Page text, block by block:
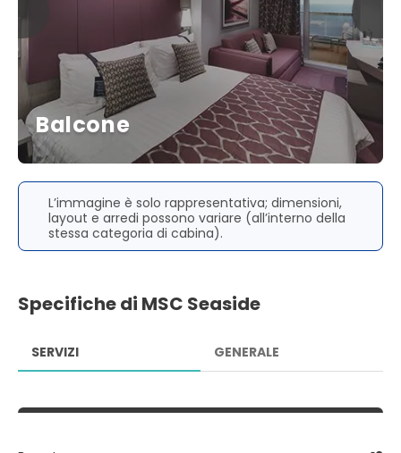
Balcone
L’immagine è solo rappresentativa; dimensioni,
layout e arredi possono variare (all’interno della
stessa categoria di cabina).
Specifiche di MSC Seaside
SERVIZI GENERALE